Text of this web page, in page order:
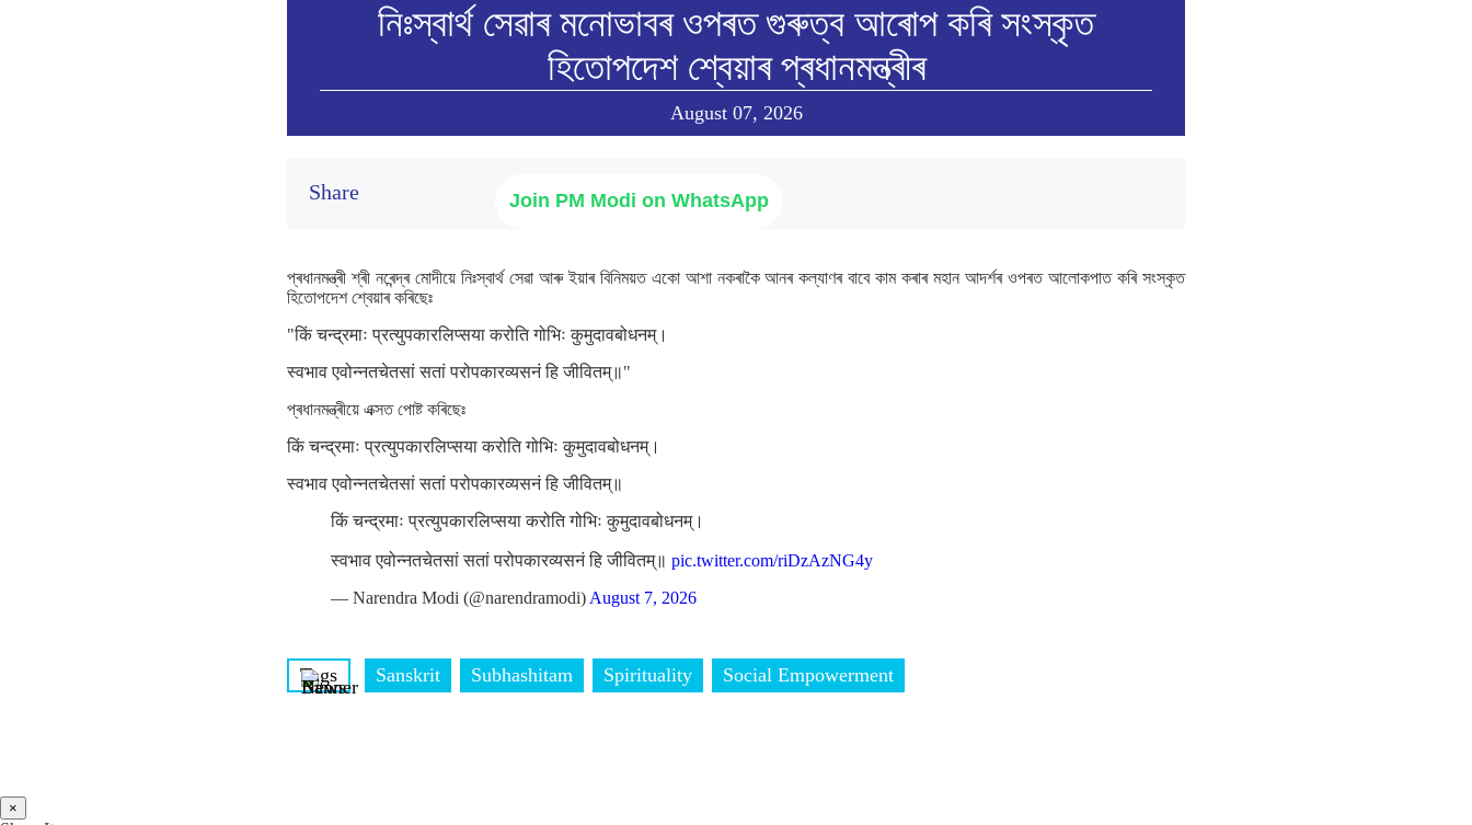
নিঃস্বাৰ্থ সেৱাৰ মনোভাবৰ ওপৰত গুৰুত্ব আৰোপ কৰি সংস্কৃত
হিতোপদেশ শ্বেয়াৰ প্ৰধানমন্ত্ৰীৰ
August 07, 2026
Share Join PM Modi on WhatsApp
প্ৰধানমন্ত্ৰী শ্ৰী নৰেন্দ্ৰ মোদীয়ে নিঃস্বাৰ্থ সেৱা আৰু ইয়াৰ বিনিময়ত একো আশা নকৰাকৈ আনৰ কল্যাণৰ বাবে কাম কৰাৰ মহান আদৰ্শৰ ওপৰত আলোকপাত কৰি সংস্কৃত
হিতোপদেশ শ্বেয়াৰ কৰিছেঃ
"किं चन्द्रमाः प्रत्युपकारलिप्सया करोति गोभिः कुमुदावबोधनम्।
स्वभाव एवोन्नतचेतसां सतां परोपकारव्यसनं हि जीवितम्॥"
প্ৰধানমন্ত্ৰীয়ে এক্সত পোষ্ট কৰিছেঃ
किं चन्द्रमाः प्रत्युपकारलिप्सया करोति गोभिः कुमुदावबोधनम्।
स्वभाव एवोन्नतचेतसां सतां परोपकारव्यसनं हि जीवितम्॥
किं चन्द्रमाः प्रत्युपकारलिप्सया करोति गोभिः कुमुदावबोधनम्।
स्वभाव एवोन्नतचेतसां सतां परोपकारव्यसनं हि जीवितम्॥ pic.twitter.com/riDzAzNG4y
— Narendra Modi (@narendramodi) August 7, 2026
Tags Sanskrit Subhashitam Spirituality Social Empowerment
×